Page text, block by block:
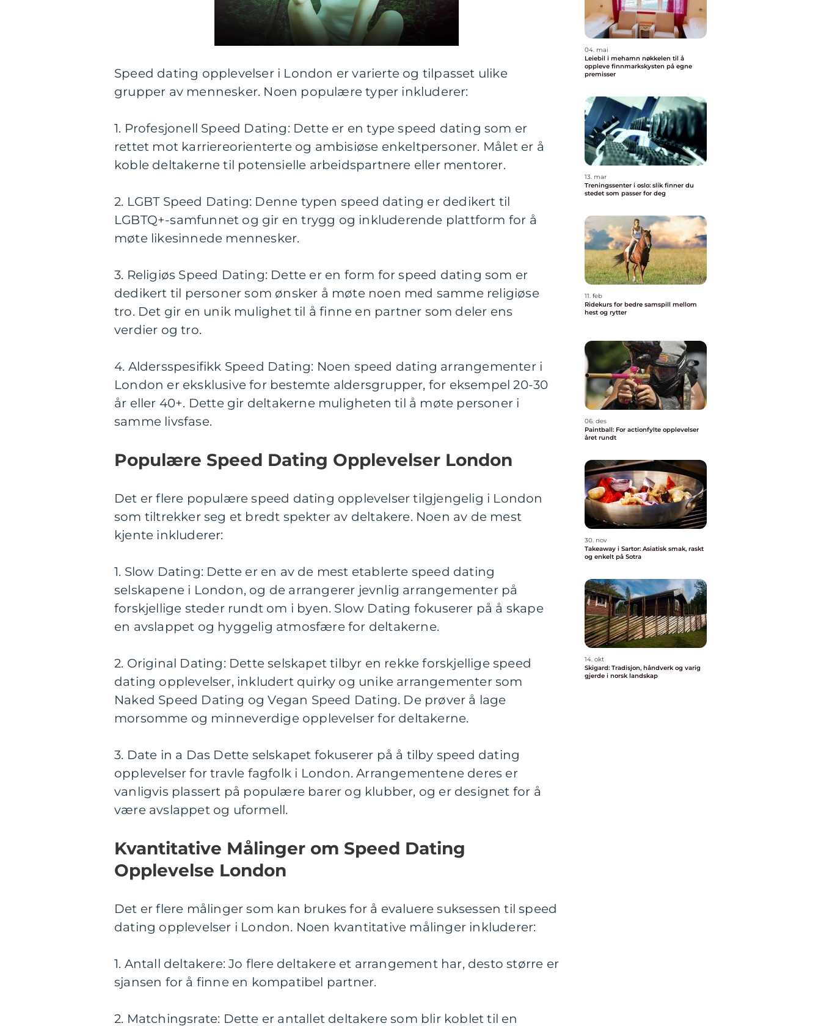
Speed dating opplevelser i London er varierte og tilpasset ulike
grupper av mennesker. Noen populære typer inkluderer:
1. Profesjonell Speed Dating: Dette er en type speed dating som er
rettet mot karriereorienterte og ambisiøse enkeltpersoner. Målet er å
koble deltakerne til potensielle arbeidspartnere eller mentorer.
2. LGBT Speed Dating: Denne typen speed dating er dedikert til
LGBTQ+-samfunnet og gir en trygg og inkluderende plattform for å
møte likesinnede mennesker.
3. Religiøs Speed Dating: Dette er en form for speed dating som er
dedikert til personer som ønsker å møte noen med samme religiøse
tro. Det gir en unik mulighet til å finne en partner som deler ens
verdier og tro.
4. Aldersspesifikk Speed Dating: Noen speed dating arrangementer i
London er eksklusive for bestemte aldersgrupper, for eksempel 20-30
år eller 40+. Dette gir deltakerne muligheten til å møte personer i
samme livsfase.
Populære Speed Dating Opplevelser London
Det er flere populære speed dating opplevelser tilgjengelig i London
som tiltrekker seg et bredt spekter av deltakere. Noen av de mest
kjente inkluderer:
1. Slow Dating: Dette er en av de mest etablerte speed dating
selskapene i London, og de arrangerer jevnlig arrangementer på
forskjellige steder rundt om i byen. Slow Dating fokuserer på å skape
en avslappet og hyggelig atmosfære for deltakerne.
2. Original Dating: Dette selskapet tilbyr en rekke forskjellige speed
dating opplevelser, inkludert quirky og unike arrangementer som
Naked Speed Dating og Vegan Speed Dating. De prøver å lage
morsomme og minneverdige opplevelser for deltakerne.
3. Date in a Das Dette selskapet fokuserer på å tilby speed dating
opplevelser for travle fagfolk i London. Arrangementene deres er
vanligvis plassert på populære barer og klubber, og er designet for å
være avslappet og uformell.
Kvantitative Målinger om Speed Dating
Opplevelse London
Det er flere målinger som kan brukes for å evaluere suksessen til speed
dating opplevelser i London. Noen kvantitative målinger inkluderer:
1. Antall deltakere: Jo flere deltakere et arrangement har, desto større er
sjansen for å finne en kompatibel partner.
2. Matchingsrate: Dette er antallet deltakere som blir koblet til en
04. mai
Leiebil i mehamn nøkkelen til å
oppleve finnmarkskysten på egne
premisser
13. mar
Treningssenter i oslo: slik finner du
stedet som passer for deg
11. feb
Ridekurs for bedre samspill mellom
hest og rytter
06. des
Paintball: For actionfylte opplevelser
året rundt
30. nov
Takeaway i Sartor: Asiatisk smak, raskt
og enkelt på Sotra
14. okt
Skigard: Tradisjon, håndverk og varig
gjerde i norsk landskap